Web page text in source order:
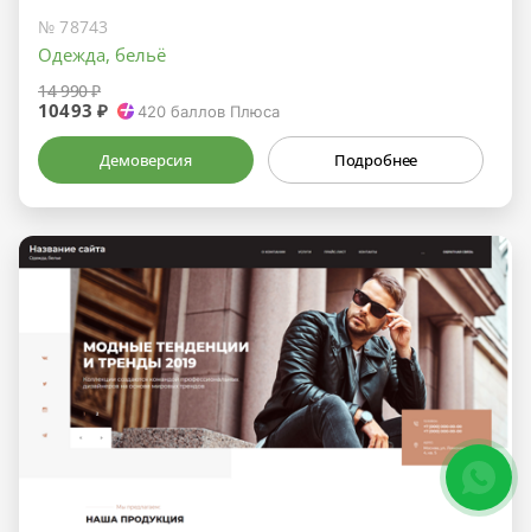
№ 78743
Одежда, бельё
14 990 ₽
10493 ₽ 420 баллов Плюса
Демоверсия Подробнее